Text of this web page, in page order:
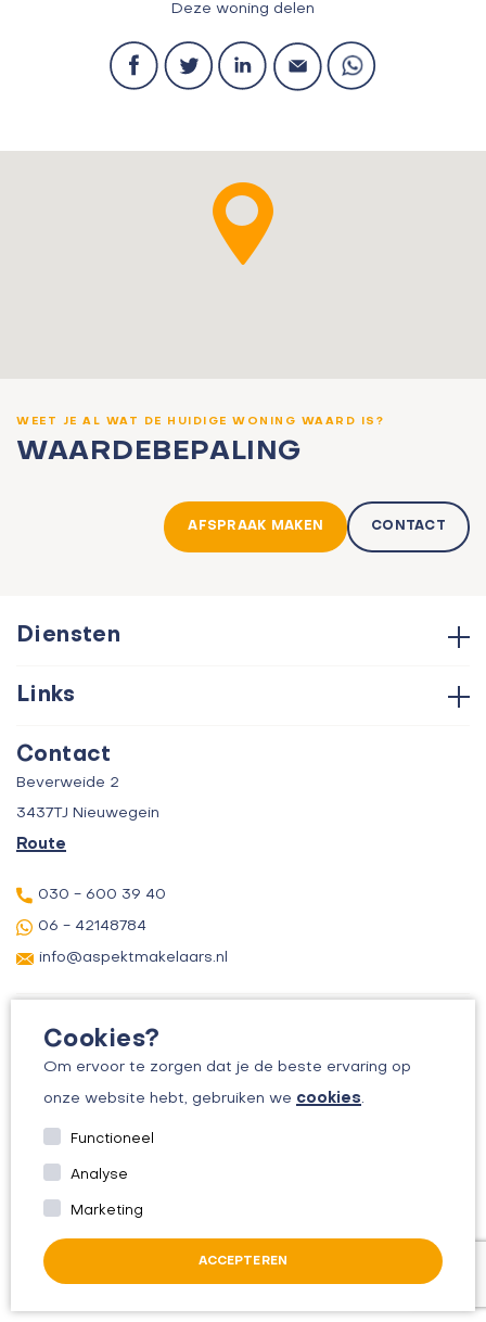
Deze woning delen
WEET JE AL WAT DE HUIDIGE WONING WAARD IS?
WAARDEBEPALING
AFSPRAAK MAKEN CONTACT
Cookies?
Om ervoor te zorgen dat je de beste ervaring op
onze website hebt, gebruiken we cookies.
Functioneel
Analyse
Marketing
ACCEPTEREN
Diensten
Aankoop
Taxatie
Verhuur
Links
Over ons
Contact
Beverweide 2
3437TJ Nieuwegein
Route
030 - 600 39 40
06 - 42148784
info@aspektmakelaars.nl